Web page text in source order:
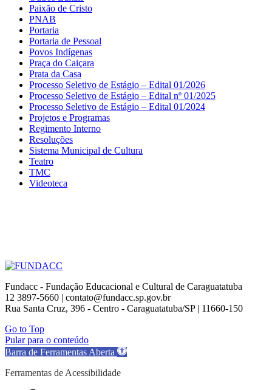
Paixão de Cristo
PNAB
Portaria
Portaria de Pessoal
Povos Indígenas
Praça do Caiçara
Prata da Casa
Processo Seletivo de Estágio – Edital 01/2026
Processo Seletivo de Estágio – Edital nº 01/2025
Processo Seletivo de Estágio – Edital 01/2024
Projetos e Programas
Regimento Interno
Resoluções
Sistema Municipal de Cultura
Teatro
TMC
Videoteca
Fundacc - Fundação Educacional e Cultural de Caraguatatuba
12 3897-5660 | contato@fundacc.sp.gov.br
Rua Santa Cruz, 396 - Centro - Caraguatatuba/SP | 11660-150
Go to Top
Pular para o conteúdo
Barra de Ferramentas Aberta
Ferramentas de Acessibilidade